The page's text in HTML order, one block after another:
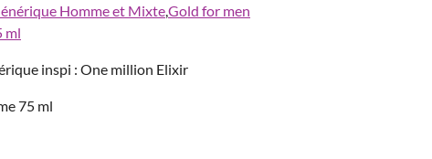
Homme et MixteGold for men
ml
inspi : One million Elixir
75 ml